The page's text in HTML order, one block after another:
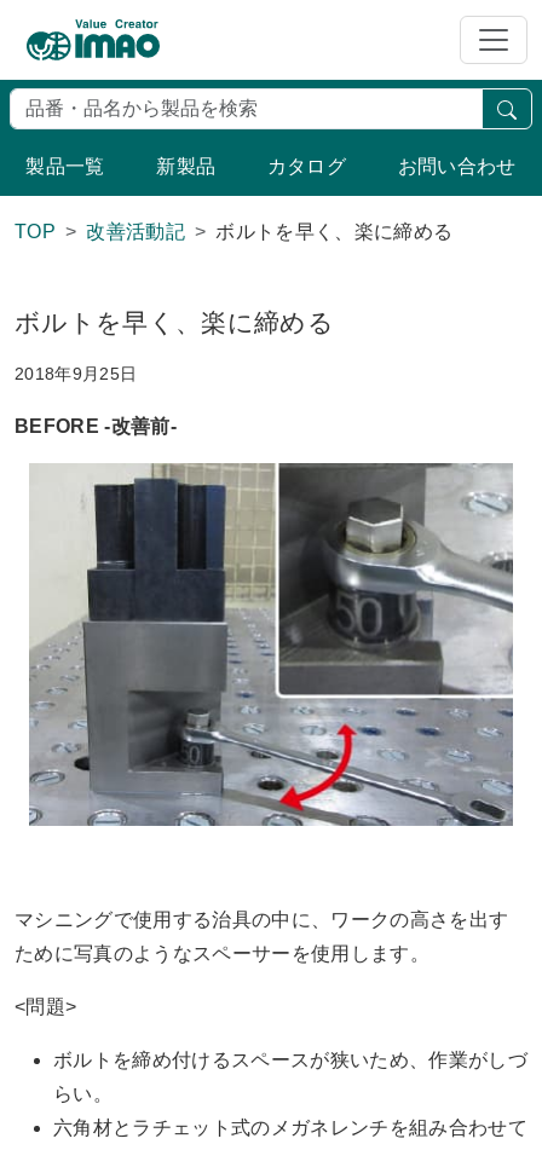
製品一覧 新製品 カタログ お問い合わせ
TOP 改善活動記 ボルトを早く、楽に締める
ボルトを早く、楽に締める
2018年9月25日
BEFORE -改善前-
マシニングで使用する治具の中に、ワークの高さを出す
ために写真のようなスペーサーを使用します。
<問題>
ボルトを締め付けるスペースが狭いため、作業がしづ
らい。
六角材とラチェット式のメガネレンチを組み合わせて